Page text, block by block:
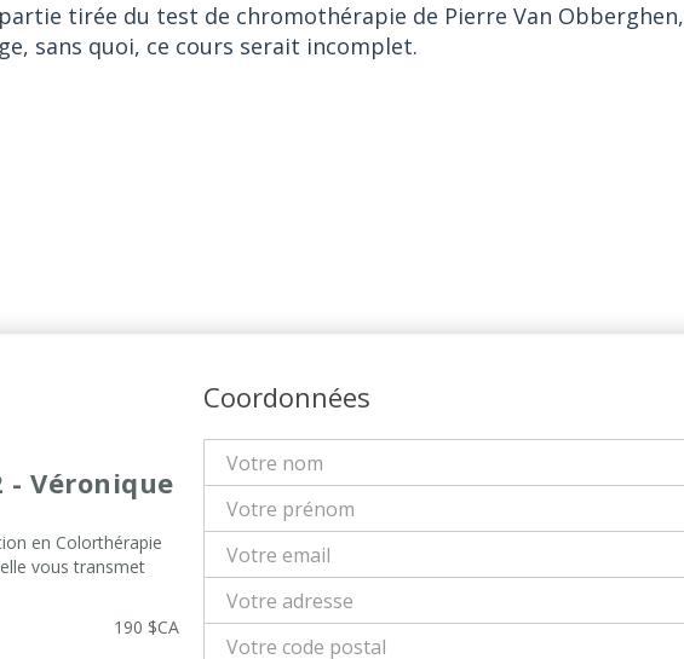
tirée du test de chromothérapie de Pierre Van Obberghen,
sans quoi, ce cours serait incomplet.
- Véronique
en Colorthérapie
vous transmet
190 $CA
Coordonnées